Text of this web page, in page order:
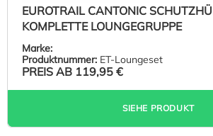
EUROTRAIL CANTONIC
KOMPLETTE LOUNGEGRUPPE
Marke:
Produktnummer: ET-Loungeset
PREIS AB 119,95 €
SIEHE PRODUKT